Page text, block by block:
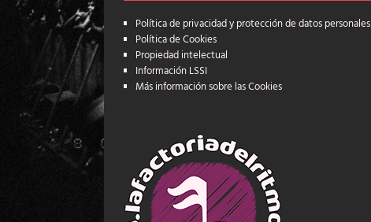
Política de privacidad y protección de datos personales
Política de Cookies
Propiedad intelectual
Información LSSI
Más información sobre las Cookies